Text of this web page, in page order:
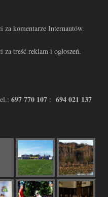
za komentarze Internautów.
treść reklam i ogłoszeń.
697 770 107 : 694 021 137